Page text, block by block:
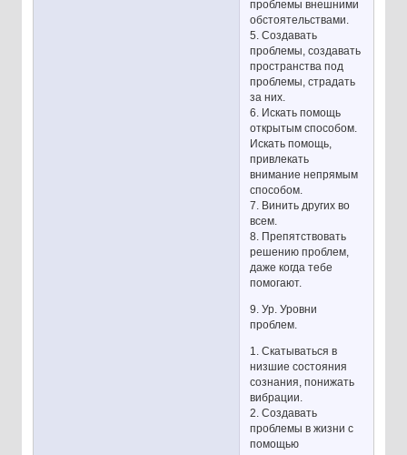
проблемы внешними
обстоятельствами.
5. Создавать
проблемы, создавать
пространства под
проблемы, страдать
за них.
6. Искать помощь
открытым способом.
Искать помощь,
привлекать
внимание непрямым
способом.
7. Винить других во
всем.
8. Препятствовать
решению проблем,
даже когда тебе
помогают.
9. Ур. Уровни
проблем.
1. Скатываться в
низшие состояния
сознания, понижать
вибрации.
2. Создавать
проблемы в жизни с
помощью